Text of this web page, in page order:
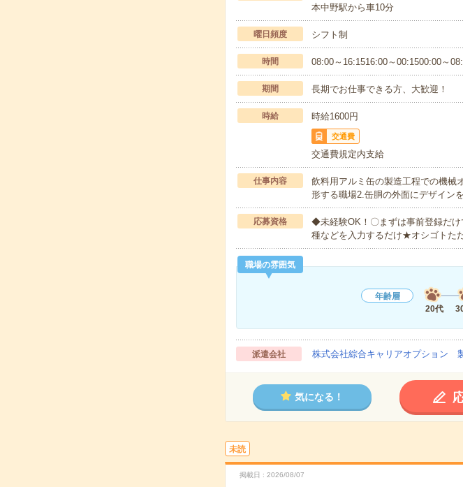
本中野駅から車10分
曜日頻度 シフト制
時間 08:00～16:1516:00～00:1500:00～
期間 長期でお仕事できる方、大歓迎！
時給 時給1600円
交通費
交通費規定内支給
仕事内容
飲料用アルミ缶の製造工程での機械
形する職場2.缶胴の外面にデザイン
応募資格
◆未経験OK！〇まずは事前登録だ
種などを入力するだけ★オシゴトた
職場の雰囲気
年齢層
20代
派遣会社 株式会社綜合キャリアオプション
気になる！
未読
掲載日 2026/08/07